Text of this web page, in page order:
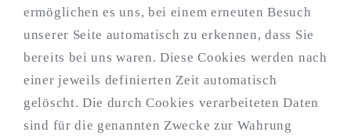
ermöglichen es uns, bei einem erneuten Besuch
unserer Seite automatisch zu erkennen, dass Sie
bereits bei uns waren. Diese Cookies werden nach
einer jeweils definierten Zeit automatisch
gelöscht. Die durch Cookies verarbeiteten Daten
sind für die genannten Zwecke zur Wahrung